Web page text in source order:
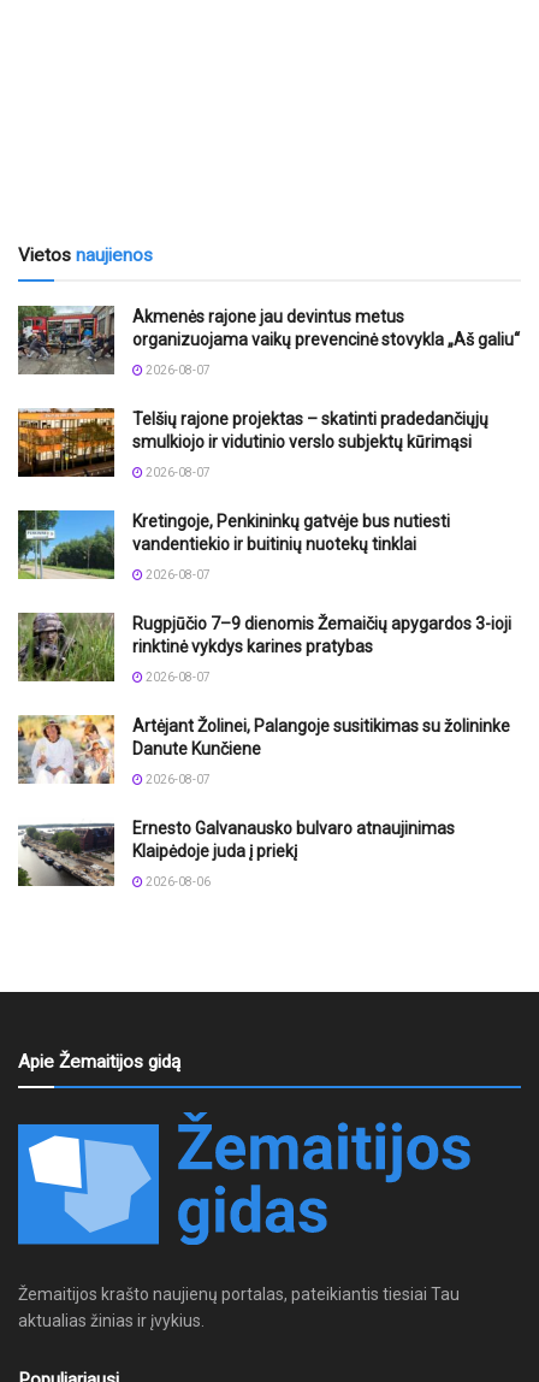
Vietos naujienos
Akmenės rajone jau devintus metus
organizuojama vaikų prevencinė stovykla „Aš galiu“
2026-08-07
Telšių rajone projektas – skatinti pradedančiųjų
smulkiojo ir vidutinio verslo subjektų kūrimąsi
2026-08-07
Kretingoje, Penkininkų gatvėje bus nutiesti
vandentiekio ir buitinių nuotekų tinklai
2026-08-07
Rugpjūčio 7–9 dienomis Žemaičių apygardos 3-ioji
rinktinė vykdys karines pratybas
2026-08-07
Artėjant Žolinei, Palangoje susitikimas su žolininke
Danute Kunčiene
2026-08-07
Ernesto Galvanausko bulvaro atnaujinimas
Klaipėdoje juda į priekį
2026-08-06
Apie Žemaitijos gidą
Žemaitijos krašto naujienų portalas, pateikiantis tiesiai Tau
aktualias žinias ir įvykius.